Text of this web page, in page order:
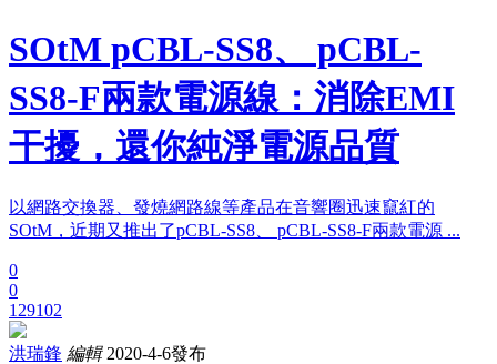
SOtM pCBL-SS8、 pCBL-
SS8-F兩款電源線：消除EMI
干擾，還你純淨電源品質
以網路交換器、發燒網路線等產品在音響圈迅速竄紅的
SOtM，近期又推出了pCBL-SS8、 pCBL-SS8-F兩款電源 ...
0
0
129102
洪瑞鋒 編輯 2020-4-6發布